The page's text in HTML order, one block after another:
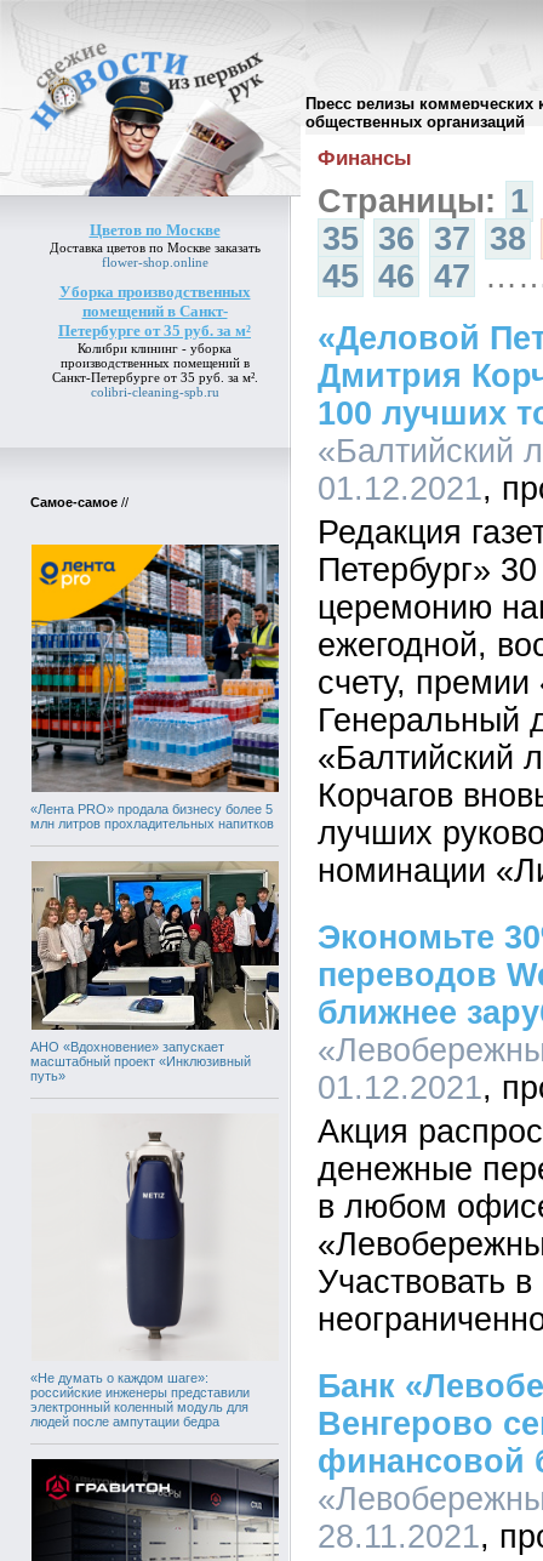
Пресс релизы коммерческих
общественных организаций
Цветов по Москве
Доставка цветов по Москвезаказать
flower-shop.online
Уборка производственных
помещений в Санкт-
Петербурге от 35 руб. за м²
Колибри клининг - уборка
производственных помещений в
Санкт-Петербурге от 35 руб. за м².
colibri-cleaning-spb.ru
Самое-самое //
«Лента PRO» продала бизнесу более 5
млн литров прохладительных напитков
АНО «Вдохновение» запускает
масштабный проект «Инклюзивный
путь»
«Не думать о каждом шаге»:
российские инженеры представили
электронный коленный модуль для
людей после ампутации бедра
Архив пресс-релизов//
Финансы
Страницы: 1
35 36 37 38
45 46 47
«Деловой
Дмитрия
100 лучших
«Балтийский
01.12.2021
Редакция
Петербург»
церемонию
ежегодной,
счету,
Генеральный
«Балтийский
Корчагов
лучших
номинации
Экономьте
переводов
ближнее
01.12.2021
Акция
денежные
в любом
Участвовать
Банк
Венгерово
финансовой
28.11.2021